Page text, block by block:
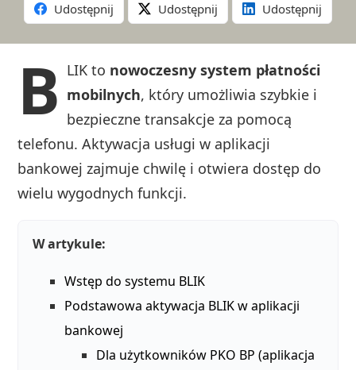
Udostępnij Udostępnij Udostępnij
B LIK to nowoczesny system płatności
mobilnych, który umożliwia szybkie i
bezpieczne transakcje za pomocą
telefonu. Aktywacja usługi w aplikacji
bankowej zajmuje chwilę i otwiera dostęp do
wielu wygodnych funkcji.
W artykule:
Wstęp do systemu BLIK
Podstawowa aktywacja BLIK w aplikacji
bankowej
Dla użytkowników PKO BP (aplikacja